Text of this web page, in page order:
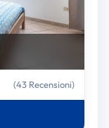
(43 Recensioni)